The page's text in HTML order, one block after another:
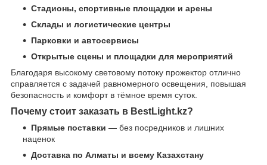
Стадионы, спортивные площадки и арены
Склады и логистические центры
Парковки и автосервисы
Открытые сцены и площадки для мероприятий
Благодаря высокому световому потоку прожектор отлично
справляется с задачей равномерного освещения, повышая
безопасность и комфорт в тёмное время суток.
Почему стоит заказать в BestLight.kz?
Прямые поставки — без посредников и лишних
наценок
Доставка по Алматы и всему Казахстану